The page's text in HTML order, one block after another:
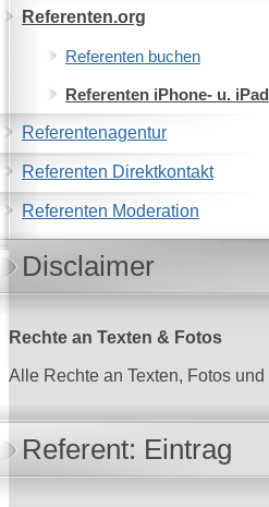
Referenten.org
Referenten buchen
Referenten iPhone- u.
Referentenagentur
Referenten Direktkontakt
Referenten Moderation
Disclaimer
Rechte an Texten & Fotos
Alle Rechte an Texten, Fotos
Referent: Eintrag